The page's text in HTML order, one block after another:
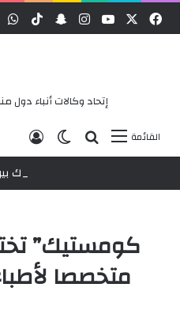
‫YouTubeانستقرام
سناب تشات‫TikTokواتساب ملخص الموقع RSS
القائمةبحث عن
الوضع المظلم
تسجيل الدخول
متخصصا